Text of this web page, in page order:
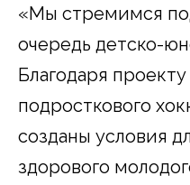
«Мы стремимся
очередь детско-
Благодаря
подросткового
созданы условия
здорового